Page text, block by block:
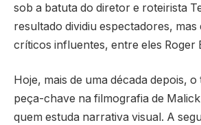
sob a batuta do diretor e roteirista
resultado dividiu espectadores,
críticos influentes, entre eles Roger
Hoje, mais de uma década depois,
peça-chave na filmografia de
quem estuda narrativa visual. A